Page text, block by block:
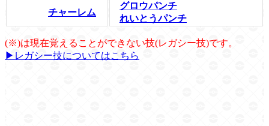
チャーレム
グロウパンチ
れいとうパンチ
(※)は現在覚えることができない技(レガシー技)です。
▶レガシー技についてはこちら